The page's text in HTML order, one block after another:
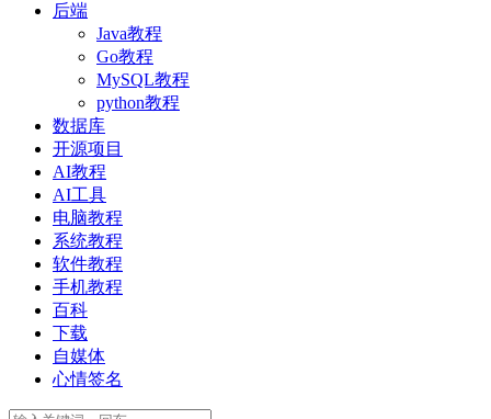
后端
Java教程
Go教程
MySQL教程
python教程
数据库
开源项目
AI教程
AI工具
电脑教程
系统教程
软件教程
手机教程
百科
下载
自媒体
心情签名